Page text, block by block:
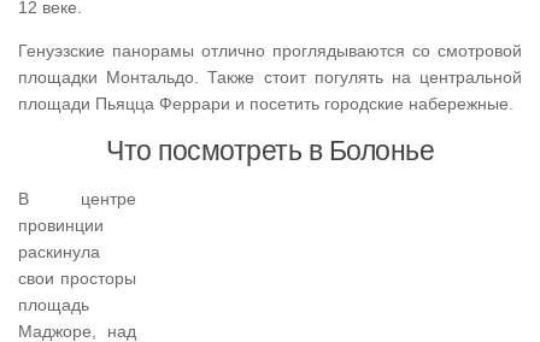
12 веке.
Генуэзские панорамы отлично проглядываются со смотровой
площадки Монтальдо. Также стоит погулять на центральной
площади Пьяцца Феррари и посетить городские набережные.
Что посмотреть в Болонье
В центре
провинции
раскинула
свои просторы
площадь
Маджоре, над